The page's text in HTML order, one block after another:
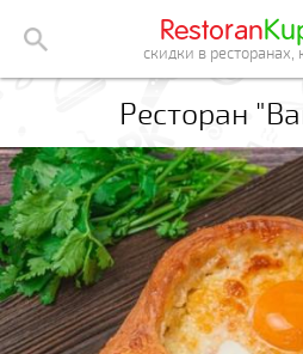
Restoran
скидки в ресторанах,
Ресторан